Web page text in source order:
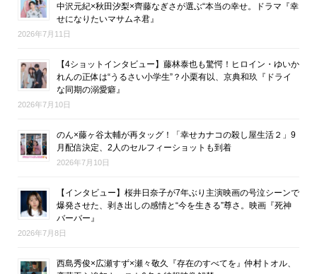
中沢元紀×秋田汐梨×齊藤なぎさが選ぶ“本当の幸せ。ドラマ『幸
せになりたいマサムネ君』
2026年7月11日
【4ショットインタビュー】藤林泰也も驚愕！ヒロイン・ゆいか
れんの正体は“うるさい小学生”？小栗有以、京典和玖『ドライ
な同期の溺愛癖』
2026年7月10日
のん×藤ヶ谷太輔が再タッグ！「幸せカナコの殺し屋生活２」9
月配信決定、2人のセルフィーショットも到着
2026年7月10日
【インタビュー】桜井日奈子が7年ぶり主演映画の号泣シーンで
爆発させた、剥き出しの感情と“今を生きる”尊さ。映画『死神
バーバー』
2026年7月8日
西島秀俊×広瀬すず×瀬々敬久『存在のすべてを』仲村トオル、